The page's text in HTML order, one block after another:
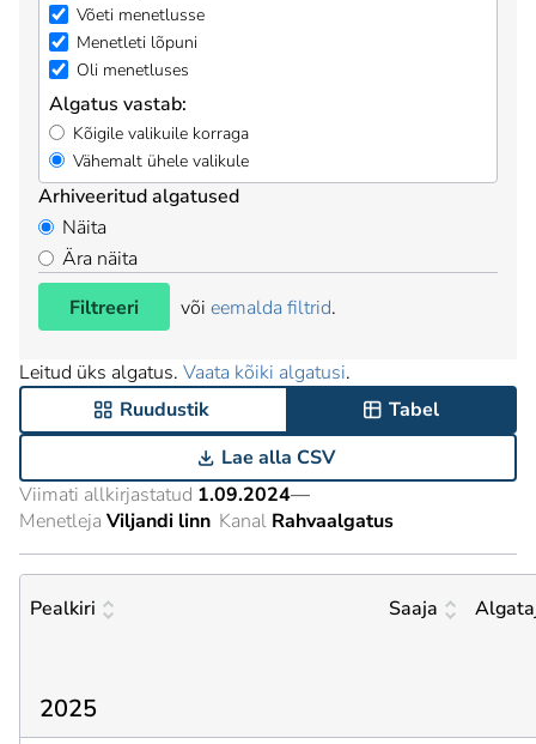
Võeti menetlusse
Menetleti lõpuni
Oli menetluses
Algatus vastab:
Kõigile valikuile korraga
Vähemalt ühele valikule
Arhiveeritud algatused
Näita
Ära näita
Filtreeri
või eemalda filtrid.
Leitud üks algatus. Vaata kõiki algatusi.
Ruudustik
Tabel
Lae alla CSV
Viimati allkirjastatud 1.09.2024—
Menetleja Viljandi linn Kanal Rahvaalgatus
Pealkiri Saaja
2025